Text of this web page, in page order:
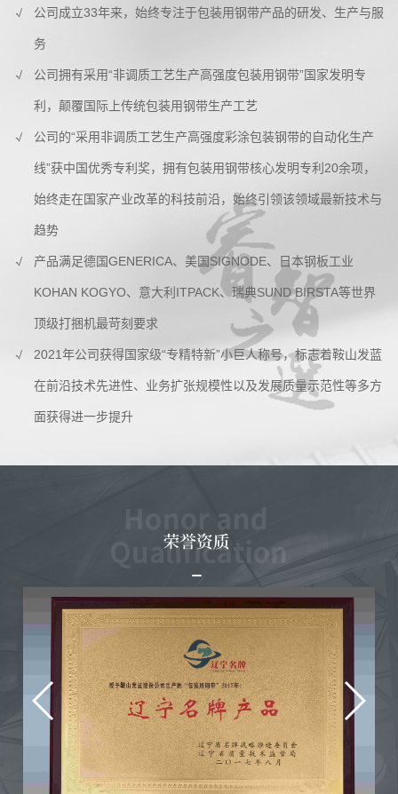
公司成立33年来，始终专注于包装用钢带产品的研发、生产与服
务
公司拥有采用“非调质工艺生产高强度包装用钢带”国家发明专
利，颠覆国际上传统包装用钢带生产工艺
公司的“采用非调质工艺生产高强度彩涂包装钢带的自动化生产
线”获中国优秀专利奖，拥有包装用钢带核心发明专利20余项，
始终走在国家产业改革的科技前沿，始终引领该领域最新技术与
趋势
产品满足德国GENERICA、美国SIGNODE、日本钢板工业
KOHAN KOGYO、意大利ITPACK、瑞典SUND BIRSTA等世界
顶级打捆机最苛刻要求
2021年公司获得国家级“专精特新”小巨人称号，标志着鞍山发蓝
在前沿技术先进性、业务扩张规模性以及发展质量示范性等多方
面获得进一步提升